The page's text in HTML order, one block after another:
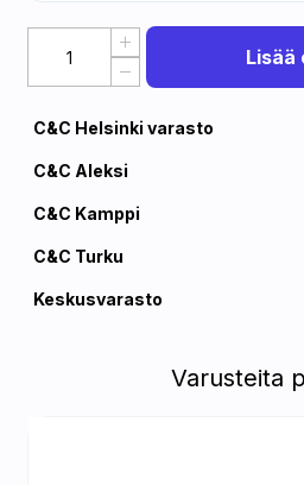
Lisää
C&C Helsinki varasto
C&C Aleksi
C&C Kamppi
C&C Turku
Keskusvarasto
Varusteita